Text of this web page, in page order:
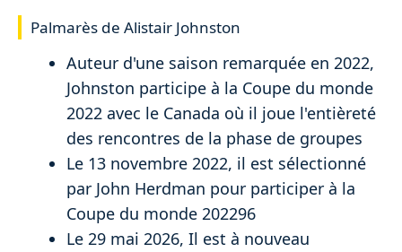
Palmarès de Alistair Johnston
Auteur d'une saison remarquée en 2022,
Johnston participe à la Coupe du monde
2022 avec le Canada où il joue l'entièreté
des rencontres de la phase de groupes
Le 13 novembre 2022, il est sélectionné
par John Herdman pour participer à la
Coupe du monde 202296
Le 29 mai 2026, Il est à nouveau